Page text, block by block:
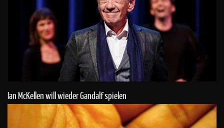
Ian McKellen will wieder Gandalf spielen